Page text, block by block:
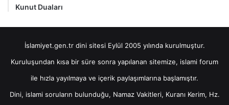
Kunut Duaları
İslamiyet.gen.tr dini sitesi Eylül 2005 yılında kurulmuştur.
Kuruluşundan kısa bir süre sonra yapılanan sitemize, islami forum
ile hızla yayılmaya ve içerik paylaşımlarına başlamıştır.
Dini, islami soruların bulunduğu, Namaz Vakitleri, Kuranı Kerim, Hz.